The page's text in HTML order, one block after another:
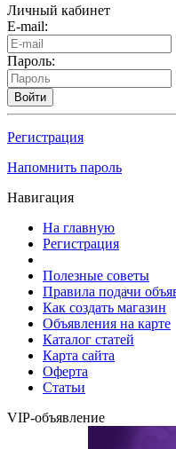
Личный кабинет
E-mail:
Пароль:
Войти
Регистрация
Напомнить пароль
Навигация
На главную
Регистрация
Полезные советы
Правила подачи
Как создать магазин
Объявления на карте
Каталог статей
Карта сайта
Оферта
Статьи
VIP-объявление